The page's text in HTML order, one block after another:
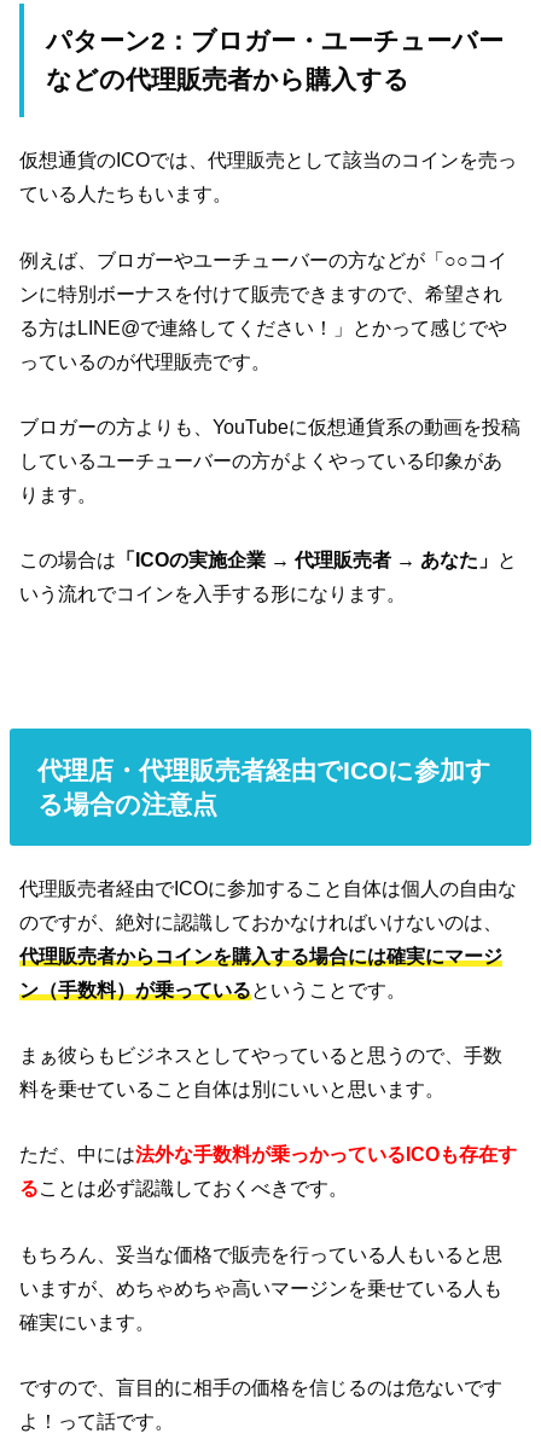
パターン2：ブロガー・ユーチューバー
などの代理販売者から購入する
仮想通貨のICOでは、代理販売として該当のコインを売っ
ている人たちもいます。
例えば、ブロガーやユーチューバーの方などが「○○コイ
ンに特別ボーナスを付けて販売できますので、希望され
る方はLINE@で連絡してください！」とかって感じでや
っているのが代理販売です。
ブロガーの方よりも、YouTubeに仮想通貨系の動画を投稿
しているユーチューバーの方がよくやっている印象があ
ります。
この場合は 「ICOの実施企業 → 代理販売者 → あなた」 と
いう流れでコインを入手する形になります。
代理店・代理販売者経由でICOに参加す
る場合の注意点
代理販売者経由でICOに参加すること自体は個人の自由な
のですが、絶対に認識しておかなければいけないのは、
代理販売者からコインを購入する場合には確実にマージ
ン（手数料）が乗っているということです。
まぁ彼らもビジネスとしてやっていると思うので、手数
料を乗せていること自体は別にいいと思います。
ただ、中には法外な手数料が乗っかっているICOも存在す
ることは必ず認識しておくべきです。
もちろん、妥当な価格で販売を行っている人もいると思
いますが、めちゃめちゃ高いマージンを乗せている人も
確実にいます。
ですので、盲目的に相手の価格を信じるのは危ないです
よ！って話です。